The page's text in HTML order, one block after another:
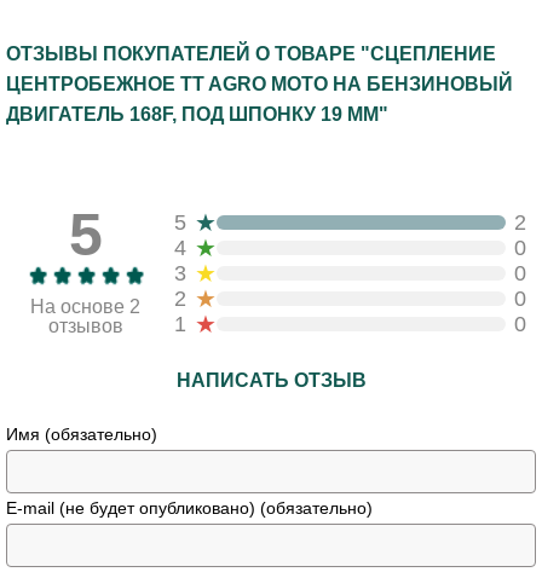
ОТЗЫВЫ ПОКУПАТЕЛЕЙ О ТОВАРЕ "СЦЕПЛЕНИЕ
ЦЕНТРОБЕЖНОЕ TT AGRO MOTO НА БЕНЗИНОВЫЙ
ДВИГАТЕЛЬ 168F, ПОД ШПОНКУ 19 ММ"
5
На основе 2
отзывов
5 ★
2
4 ★
0
3 ★
0
2 ★
0
1 ★ 0
НАПИСАТЬ ОТЗЫВ
Имя (обязательно)
E-mail (не будет опубликовано) (обязательно)